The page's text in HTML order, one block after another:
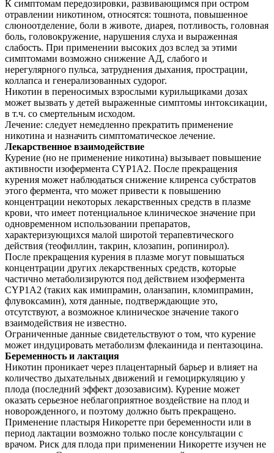
К симптомам передозировки, развивающимся при остром
отравлении никотином, относятся: тошнота, повышенное
слюноотделение, боли в животе, диарея, потливость, головная
боль, головокружение, нарушения слуха и выраженная
слабость. При применении высоких доз вслед за этими
симптомами возможно снижение АД, слабого и
нерегулярного пульса, затруднения дыхания, прострации,
коллапса и генерализованных судорог.
Никотин в переносимых взрослыми курильщиками дозах
может вызвать у детей выраженные симптомы интоксикации,
в т.ч. со смертельным исходом.
Лечение: следует немедленно прекратить применение
никотина и назначить симптоматическое лечение.
Лекарственное взаимодействие
Курение (но не применение никотина) вызывает повышение
активности изофермента CYP1A2. После прекращения
курения может наблюдаться снижение клиренса субстратов
этого фермента, что может привести к повышению
концентрации некоторых лекарственных средств в плазме
крови, что имеет потенциальное клиническое значение при
одновременном использовании препаратов,
характеризующихся малой широтой терапевтического
действия (теофиллин, такрин, клозапин, ропинирол).
После прекращения курения в плазме могут повышаться
концентрации других лекарственных средств, которые
частично метаболизируются под действием изофермента
CYP1A2 (таких как имипрамин, оланзапин, кломипрамин,
флувоксамин), хотя данные, подтверждающие это,
отсутствуют, а возможное клиническое значение такого
взаимодействия не известно.
Ограниченные данные свидетельствуют о том, что курение
может индуцировать метаболизм флекаинида и пентазоцина.
Беременность и лактация
Никотин проникает через плацентарный барьер и влияет на
количество дыхательных движений и гемоциркуляцию у
плода (последний эффект дозозависим). Курение может
оказать серьезное неблагоприятное воздействие на плод и
новорожденного, и поэтому должно быть прекращено.
Применение пластыря Никоретте при беременности или в
период лактации возможно только после консультации с
врачом. Риск для плода при применении Никоретте изучен не